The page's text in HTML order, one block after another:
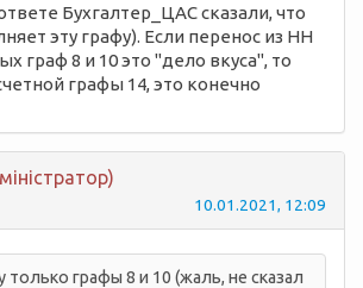
Бухгалтер_ЦАС сказали, что
эту графу). Если перенос из НН
граф 8 и 10 это "дело вкуса", то
графы 14, это конечно
10.01.2021, 12:09
только графы 8 и 10 (жаль, не сказал